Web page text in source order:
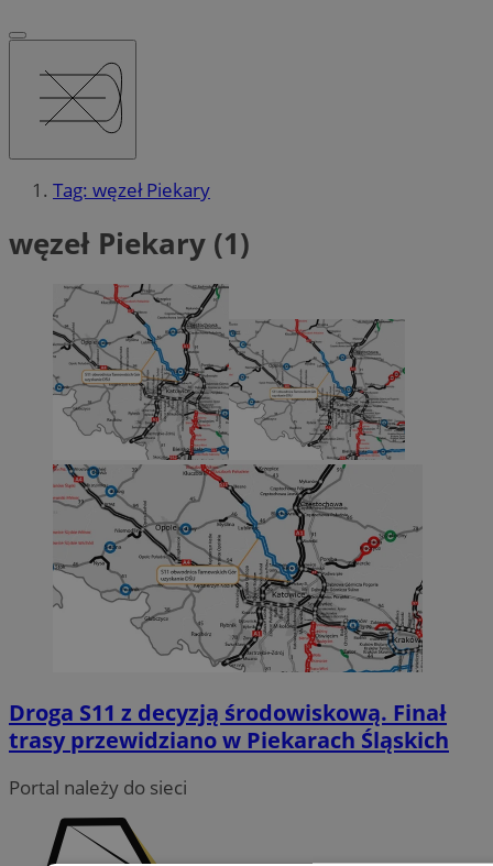
Tag: węzeł Piekary
węzeł Piekary (1)
Droga S11 z decyzją środowiskową. Finał
trasy przewidziano w Piekarach Śląskich
Portal należy do sieci